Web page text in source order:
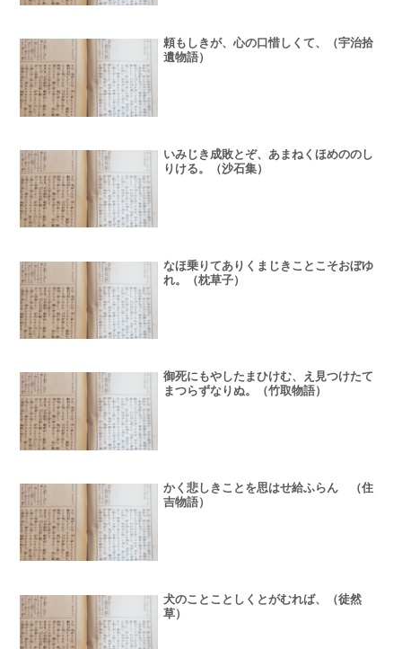
頼もしきが、心の口惜しくて、（宇治拾
遺物語）
いみじき成敗とぞ、あまねくほめののし
りける。（沙石集）
なほ乗りてありくまじきことこそおぼゆ
れ。（枕草子）
御死にもやしたまひけむ、え見つけたて
まつらずなりぬ。（竹取物語）
かく悲しきことを思はせ給ふらん （住
吉物語）
犬のことことしくとがむれば、（徒然
草）